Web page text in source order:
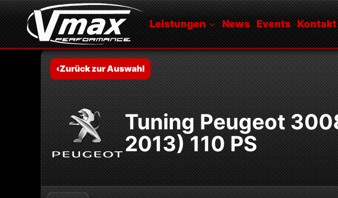
Zum
Inhalt
springen
Leistungen News Events Kontakt
‹Zurück zur Auswahl
Tuning Peugeot
2013) 110 PS